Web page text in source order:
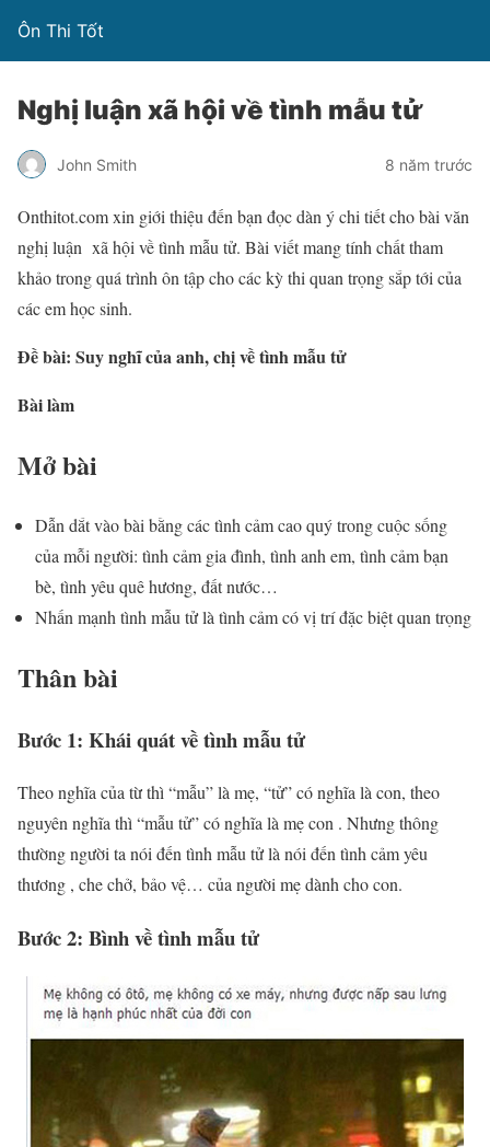
Ôn Thi Tốt
Nghị luận xã hội về tình mẫu tử
John Smith 8 năm trước
Onthitot.com xin giới thiệu đến bạn đọc dàn ý chi tiết cho bài văn
nghị luận xã hội về tình mẫu tử. Bài viết mang tính chất tham
khảo trong quá trình ôn tập cho các kỳ thi quan trọng sắp tới của
các em học sinh.
Đề bài: Suy nghĩ của anh, chị về tình mẫu tử
Bài làm
Mở bài
Dẫn dắt vào bài bằng các tình cảm cao quý trong cuộc sống
của mỗi người: tình cảm gia đình, tình anh em, tình cảm bạn
bè, tình yêu quê hương, đất nước…
Nhấn mạnh tình mẫu tử là tình cảm có vị trí đặc biệt quan trọng
Thân bài
Bước 1: Khái quát về tình mẫu tử
Theo nghĩa của từ thì “mẫu” là mẹ, “tử” có nghĩa là con, theo
nguyên nghĩa thì “mẫu tử” có nghĩa là mẹ con . Nhưng thông
thường người ta nói đến tình mẫu tử là nói đến tình cảm yêu
thương , che chở, bảo vệ… của người mẹ dành cho con.
Bước 2: Bình về tình mẫu tử